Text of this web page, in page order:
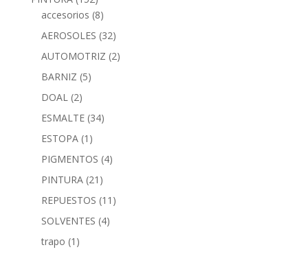
accesorios (8)
AEROSOLES (32)
AUTOMOTRIZ (2)
BARNIZ (5)
DOAL (2)
ESMALTE (34)
ESTOPA (1)
PIGMENTOS (4)
PINTURA (21)
REPUESTOS (11)
SOLVENTES (4)
trapo (1)